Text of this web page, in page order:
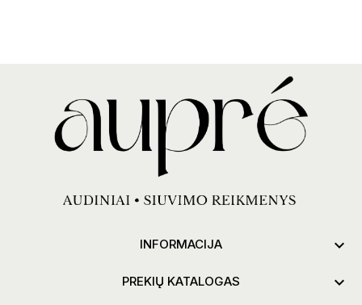
INFORMACIJA 
PREKIŲ KATALOGAS 